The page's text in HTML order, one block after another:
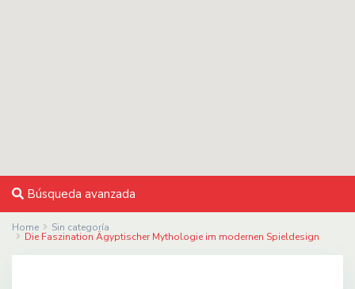
Búsqueda avanzada
Home Sin categoría
Die Faszination Ägyptischer Mythologie im modernen Spieldesign